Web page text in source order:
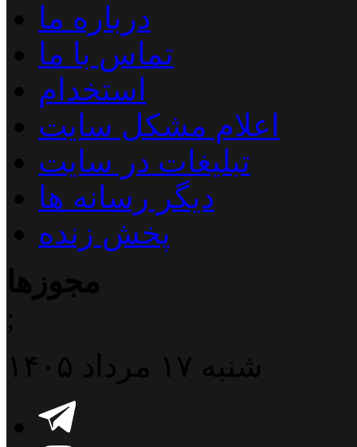
درباره ما
تماس با ما
استخدام
اعلام مشکل سایت
تبلیغات در سایت
دیگر رسانه ها
پخش زنده
مجوزها
;
شنبه ۱۷ مرداد ۱۴۰۵